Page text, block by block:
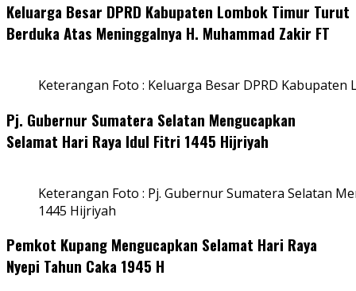
Keluarga Besar DPRD Kabupaten Lombok Timur Turut
Berduka Atas Meninggalnya H. Muhammad Zakir FT
Keterangan Foto : Keluarga Besar DPRD
Pj. Gubernur Sumatera Selatan Mengucapkan
Selamat Hari Raya Idul Fitri 1445 Hijriyah
Keterangan Foto : Pj. Gubernur Sumatera Selatan
1445 Hijriyah
Pemkot Kupang Mengucapkan Selamat Hari Raya
Nyepi Tahun Caka 1945 H